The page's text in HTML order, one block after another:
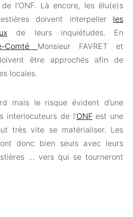
l’ONF. Là encore, les élu(e)s
doivent interpeller les
de leurs inquiétudes. En
Comté Monsieur FAVRET et
être approchés afin de
locales.
mais le risque évident d’une
interlocuteurs de l’ONFest une
très vite se matérialiser. Les
donc bien seuls avec leurs
… vers qui se tourneront